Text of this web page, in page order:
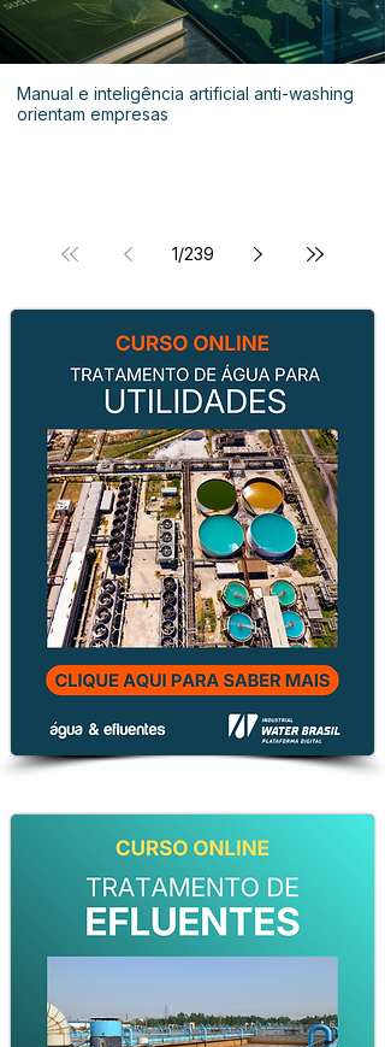
Manual e inteligência artificial anti-washing
orientam empresas
1/239